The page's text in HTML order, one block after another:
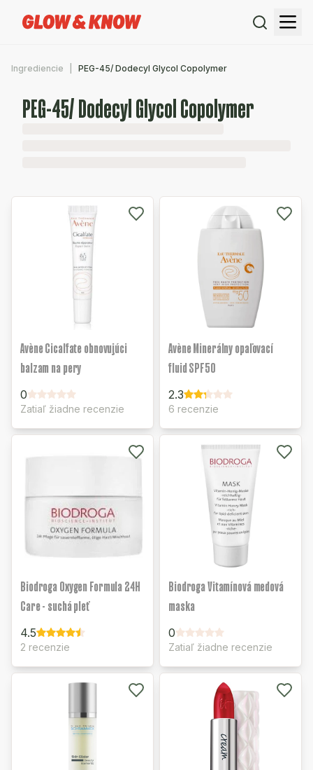
Ingrediencie PEG-45/ Dodecyl Glycol Copolymer
PEG-45/ Dodecyl Glycol Copolymer
Avène Cicalfate obnovujúci
balzam na pery
0
Zatiaľ žiadne recenzie
Avène Minerálny opaľovací
fluid SPF50
2.3
6 recenzie
Biodroga Oxygen Formula 24H
Care - suchá pleť
4.5
2 recenzie
Biodroga Vitamínová medová
maska
0
Zatiaľ žiadne recenzie